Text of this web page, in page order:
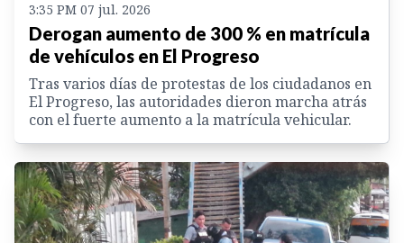
3:35 PM 07 jul. 2026
Derogan aumento de 300 % en matrícula
de vehículos en El Progreso
Tras varios días de protestas de los ciudadanos en
El Progreso, las autoridades dieron marcha atrás
con el fuerte aumento a la matrícula vehicular.